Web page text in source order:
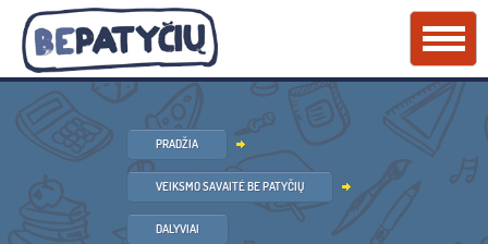
PRADŽIA
VEIKSMO SAVAITĖ BE PATYČIŲ
DALYVIAI